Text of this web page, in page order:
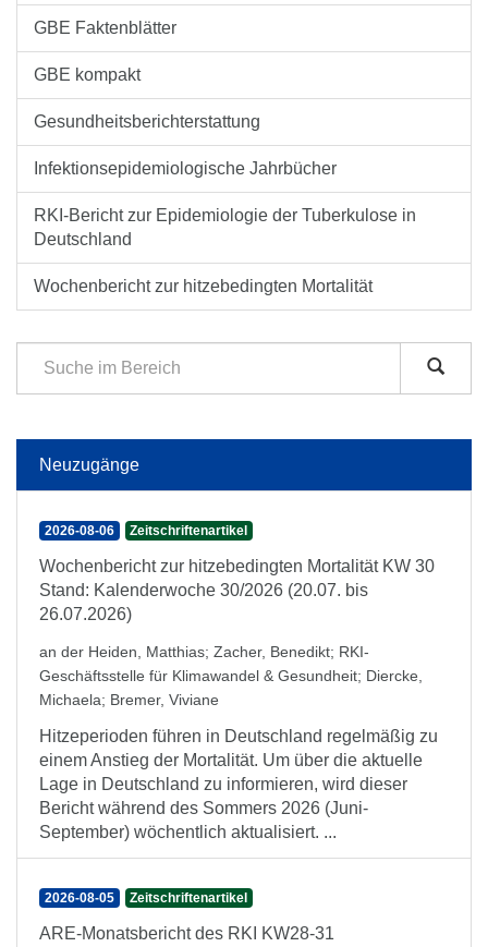
GBE Faktenblätter
GBE kompakt
Gesundheitsberichterstattung
Infektionsepidemiologische Jahrbücher
RKI-Bericht zur Epidemiologie der Tuberkulose in
Deutschland
Wochenbericht zur hitzebedingten Mortalität
Neuzugänge
2026-08-06 Zeitschriftenartikel
Wochenbericht zur hitzebedingten Mortalität KW 30
Stand: Kalenderwoche 30/2026 (20.07. bis
26.07.2026)
an der Heiden, Matthias; Zacher, Benedikt; RKI-
Geschäftsstelle für Klimawandel & Gesundheit; Diercke,
Michaela; Bremer, Viviane
Hitzeperioden führen in Deutschland regelmäßig zu
einem Anstieg der Mortalität. Um über die aktuelle
Lage in Deutschland zu informieren, wird dieser
Bericht während des Sommers 2026 (Juni-
September) wöchentlich aktualisiert. ...
2026-08-05 Zeitschriftenartikel
ARE-Monatsbericht des RKI KW28-31